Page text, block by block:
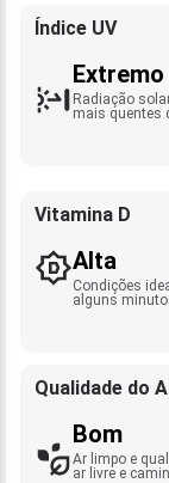
Índice UV
Extremo
Radiação
mais quentes
Vitamina D
Alta
Condições
alguns
Qualidade do
Bom
Ar limpo e
ar livre e